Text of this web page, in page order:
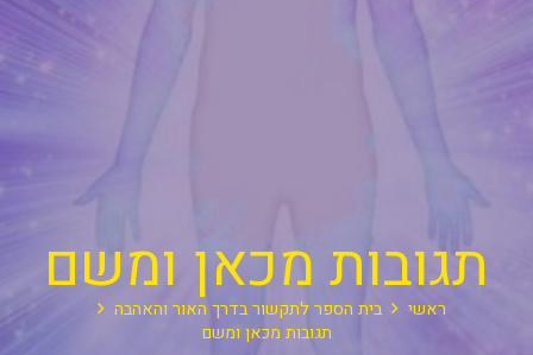
תגובות מכאן ומשם
ראשי
בית הספר לתקשור בדרך האור והאהבה
תגובות מכאן ומשם